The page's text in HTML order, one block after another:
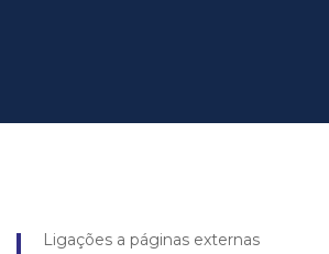
Ligações a páginas externas